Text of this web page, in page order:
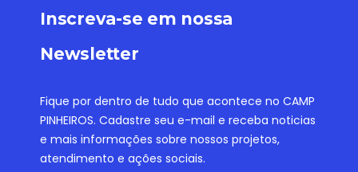
Inscreva-se em nossa
Newsletter
Fique por dentro de tudo que acontece no CAMP
PINHEIROS. Cadastre seu e-mail e receba noticias
e mais informações sobre nossos projetos,
atendimento e ações sociais.